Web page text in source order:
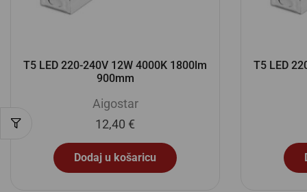
T5 LED 220-240V 12W 4000K 1800lm
900mm
Aigostar
12,40 €
Dodaj u košaricu
T5 LED